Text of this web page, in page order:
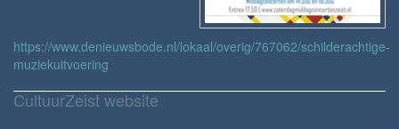
https://www.denieuwsbode.nl/lokaal/overig/767062/schilderachtige-
muziekuitvoering
CultuurZeist website